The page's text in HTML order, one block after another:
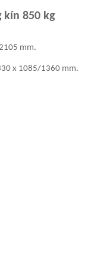
850 kg
mm.
x 1085/1360 mm.